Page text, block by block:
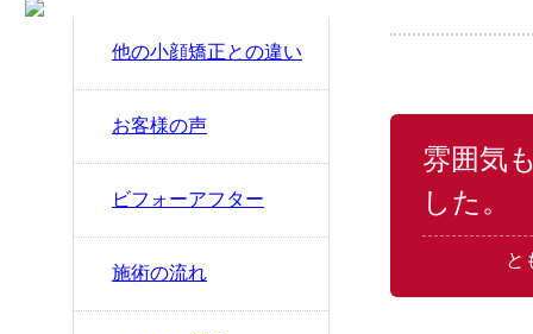
雰囲気
した。
と
他の小顔矯正との違い
お客様の声
ビフォーアフター
施術の流れ